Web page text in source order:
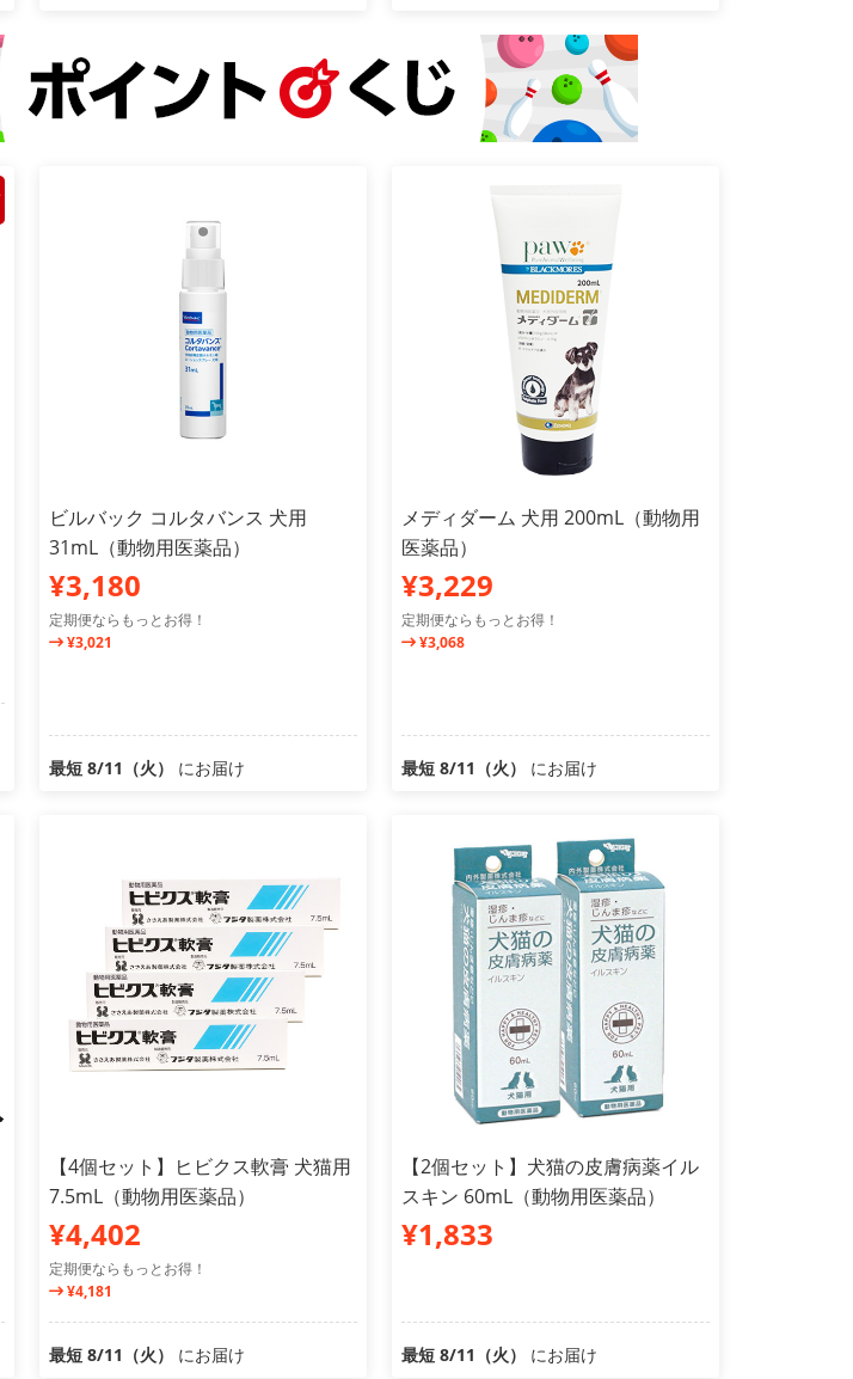
ビルバック コルタバンス 犬用
31mL（動物用医薬品）
¥3,180
定期便ならもっとお得！
¥3,021
最短 8/11（火） にお届け
メディダーム 犬用 200mL（動物用
医薬品）
¥3,229
定期便ならもっとお得！
¥3,068
最短 8/11（火） にお届け
【4個セット】ヒビクス軟膏 犬猫用
7.5mL（動物用医薬品）
¥4,402
定期便ならもっとお得！
¥4,181
最短 8/11（火） にお届け
【2個セット】犬猫の皮膚病薬イル
スキン 60mL（動物用医薬品）
¥1,833
最短 8/11（火） にお届け